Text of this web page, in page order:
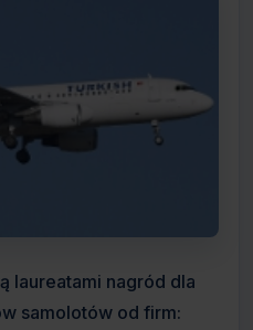
laureatami nagród dla
samolotów od firm: